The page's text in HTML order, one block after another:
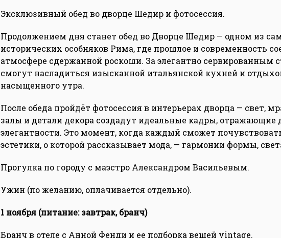
Эксклюзивный обед во дворце Шедир и фотосессия.
Продолжением дня станет обед во Дворце Шедир — одном из
исторических особняков Рима, где прошлое и современность
атмосфере сдержанной роскоши. За элегантно сервированным
смогут насладиться изысканной итальянской кухней и
насыщенного утра.
После обеда пройдёт фотосессия в интерьерах дворца — свет,
залы и детали декора создадут идеальные кадры, отражающие
элегантности. Это момент, когда каждый сможет
эстетики, о которой рассказывает мода, — гармонии формы,
Прогулка по городу с маэстро Александром Васильевым.
Ужин (по желанию, оплачивается отдельно).
1 ноября (питание: завтрак, бранч)
Бранч в отеле с Анной Фенди и ее подборка вещей vintage.